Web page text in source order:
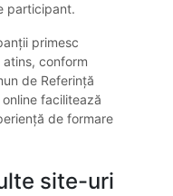
participant.
primesc
conform
de Referință
facilitează
de formare
site-uri